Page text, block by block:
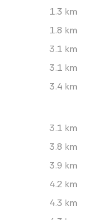
1.3 km
1.8 km
3.1 km
3.1 km
3.4 km
3.1 km
3.8 km
3.9 km
4.2 km
4.3 km